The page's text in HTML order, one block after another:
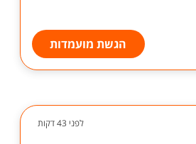
הגשת מועמדות
לפני 43 דקות